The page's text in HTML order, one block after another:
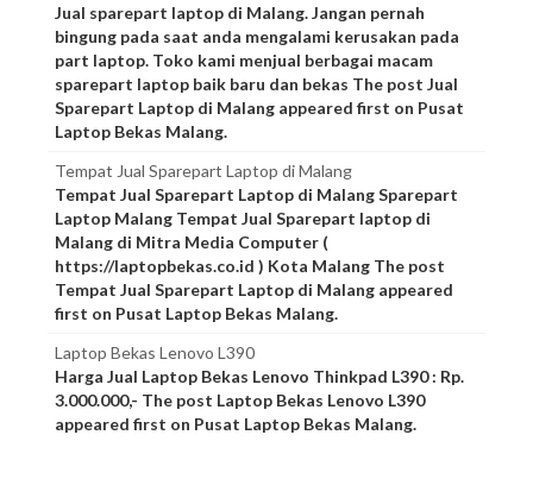
Jual sparepart laptop di Malang. Jangan pernah
bingung pada saat anda mengalami kerusakan pada
part laptop. Toko kami menjual berbagai macam
sparepart laptop baik baru dan bekas The post Jual
Sparepart Laptop di Malang appeared first on Pusat
Laptop Bekas Malang.
Tempat Jual Sparepart Laptop di Malang
Tempat Jual Sparepart Laptop di Malang Sparepart
Laptop Malang Tempat Jual Sparepart laptop di
Malang di Mitra Media Computer (
https://laptopbekas.co.id ) Kota Malang The post
Tempat Jual Sparepart Laptop di Malang appeared
first on Pusat Laptop Bekas Malang.
Laptop Bekas Lenovo L390
Harga Jual Laptop Bekas Lenovo Thinkpad L390 : Rp.
3.000.000,- The post Laptop Bekas Lenovo L390
appeared first on Pusat Laptop Bekas Malang.